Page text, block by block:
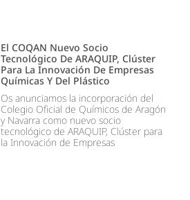
El COQAN Nuevo Socio
Tecnológico De ARAQUIP, Clúster
Para La Innovación De Empresas
Químicas Y Del Plástico
Os anunciamos la incorporación del
Colegio Oficial de Químicos de Aragón
y Navarra como nuevo socio
tecnológico de ARAQUIP, Clúster para
la Innovación de Empresas